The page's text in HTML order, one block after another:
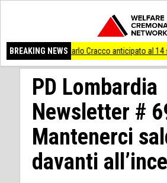
BREAKING NEWS
Cracco anticipato al 14 settembre
PD Lombardia
Newsletter #
Mantenerci
davanti